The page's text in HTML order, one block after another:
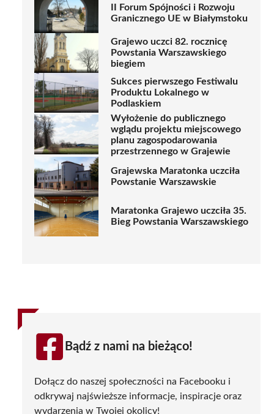
II Forum Spójności i Rozwoju
Granicznego UE w Białymstoku
Grajewo uczci 82. rocznicę
Powstania Warszawskiego
biegiem
Sukces pierwszego Festiwalu
Produktu Lokalnego w
Podlaskiem
Wyłożenie do publicznego
wglądu projektu miejscowego
planu zagospodarowania
przestrzennego w Grajewie
Grajewska Maratonka uczciła
Powstanie Warszawskie
Maratonka Grajewo uczciła 35.
Bieg Powstania Warszawskiego
Bądź z nami na bieżąco!
Dołącz do naszej społeczności na Facebooku i
odkrywaj najświeższe informacje, inspiracje oraz
wydarzenia w Twojej okolicy!